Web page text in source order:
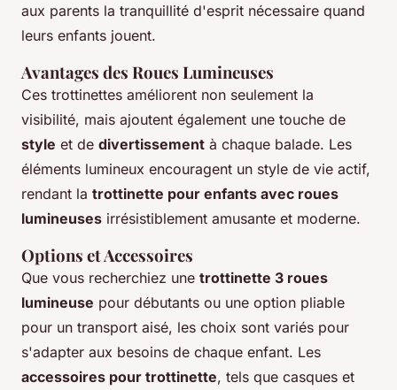
aux parents la tranquillité d'esprit nécessaire quand
leurs enfants jouent.
Avantages des Roues Lumineuses
Ces trottinettes améliorent non seulement la
visibilité, mais ajoutent également une touche de
style et de divertissement à chaque balade. Les
éléments lumineux encouragent un style de vie actif,
rendant la trottinette pour enfants avec roues
lumineuses irrésistiblement amusante et moderne.
Options et Accessoires
Que vous recherchiez une trottinette 3 roues
lumineuse pour débutants ou une option pliable
pour un transport aisé, les choix sont variés pour
s'adapter aux besoins de chaque enfant. Les
accessoires pour trottinette, tels que casques et